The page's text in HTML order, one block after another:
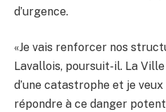
d’urgence.
«Je vais renforcer nos
Lavallois, poursuit-il. La Ville
d’une catastrophe et je
répondre à ce danger